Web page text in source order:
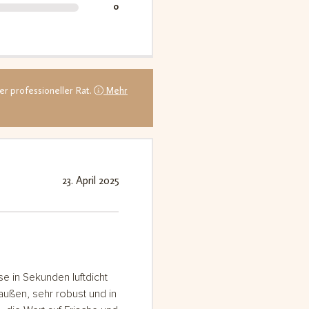
0
professioneller Rat.
Mehr
23. April 2025
in Sekunden luftdicht
sehr robust und in